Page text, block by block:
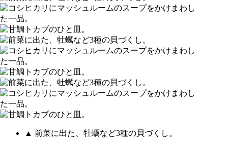
▲ 前菜に出た、牡蠣など3種の貝づくし。